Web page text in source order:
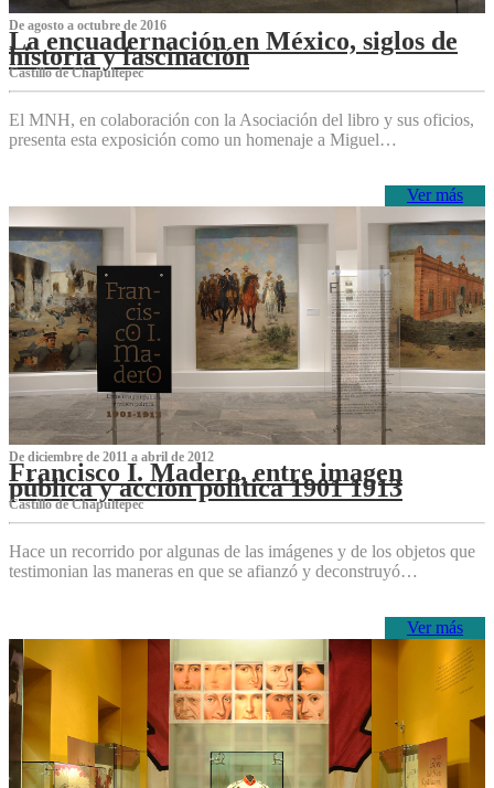
De agosto a octubre de 2016
La encuadernación en México, siglos de
historia y fascinación
Castillo de Chapultepec
El MNH, en colaboración con la Asociación del libro y sus oficios,
presenta esta exposición como un homenaje a Miguel…
Ver más
De diciembre de 2011 a abril de 2012
Francisco I. Madero, entre imagen
pública y acción política 1901 1913
Castillo de Chapultepec
Hace un recorrido por algunas de las imágenes y de los objetos que
testimonian las maneras en que se afianzó y deconstruyó…
Ver más